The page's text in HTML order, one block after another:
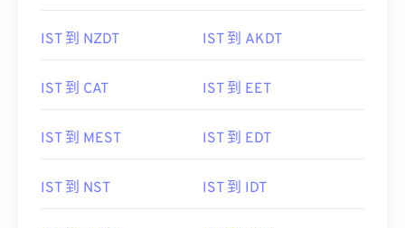
IST 到 NZDT IST 到 AKDT
IST 到 CAT IST 到 EET
IST 到 MEST IST 到 EDT
IST 到 NST IST 到 IDT